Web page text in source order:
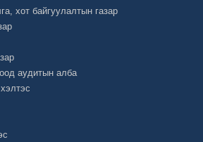
хот байгуулалтын газар
аудитын алба